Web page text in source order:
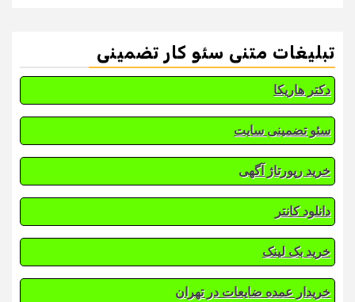
تبلیغات متنی سئو کار تضمینی
دکتر هاریکا
سئو تضمینی سایت
خرید رپورتاژ آگهی
دانلود کانتر
خرید بک لینک
خریدار عمده ضایعات در تهران